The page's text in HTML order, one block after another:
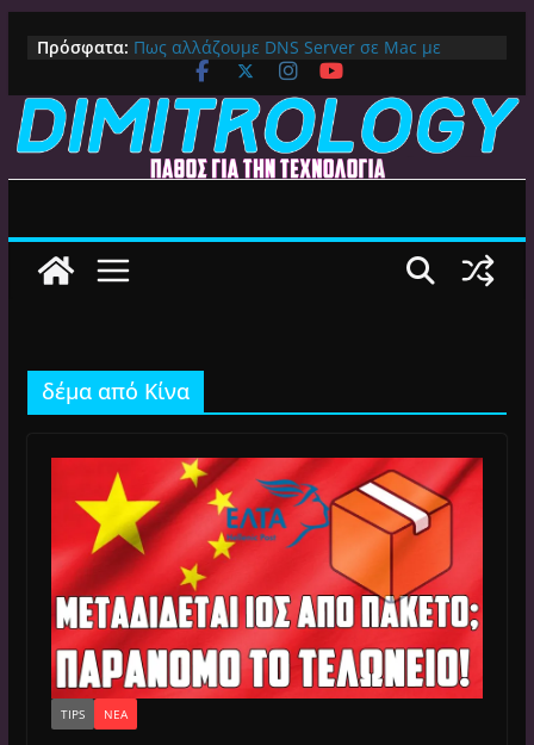
περιεχόμενο
Πρόσφατα: Πως αλλάζουμε DNS Server σε Mac με
MacOS Ventura (Macbook, Mac Mini, iMac,
κλπ)
IPVanish Προσφορά: 83% Έκπτωση στο
Premium VPN – Δες γιατί αξίζει
Alive GR Kodi: Γιατί Δεν Λειτουργεί Πλέον το
Android TV | CX File Explorer, Καθαρισμός
Ο Καλύτερος Launcher για Android TV /
δέμα από Κίνα
TIPS ΝΈΑ